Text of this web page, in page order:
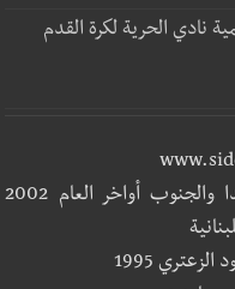
نادي الحرية لكرة القدم
أول صحيفة اليكترونية صدرت في صيدا والجنوب أواخر العام 2002
1995